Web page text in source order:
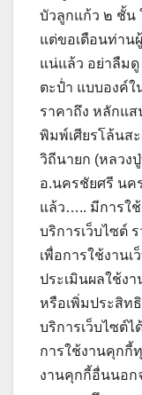
บัวลูกแก้ว ๒ ชั้น
แต่ขอเตือนท่าน
แน่แล้ว อย่าลืม
ตะปํ่า แบบองค์ใ
ราคาถึง หลักแส
พิมพ์เศียรโล้นส
วิถีนายก (หลวง
อ.นครชัยศรี นค
แล้ว….. มีการใ
บริการเว็บไซต์
เพื่อการใช้งานเ
ประเมินผลใช้ง
หรือเพิ่มประสิท
บริการเว็บไซต์
การใช้งานคุกกี้
งานคุกกี้อื่นนอก